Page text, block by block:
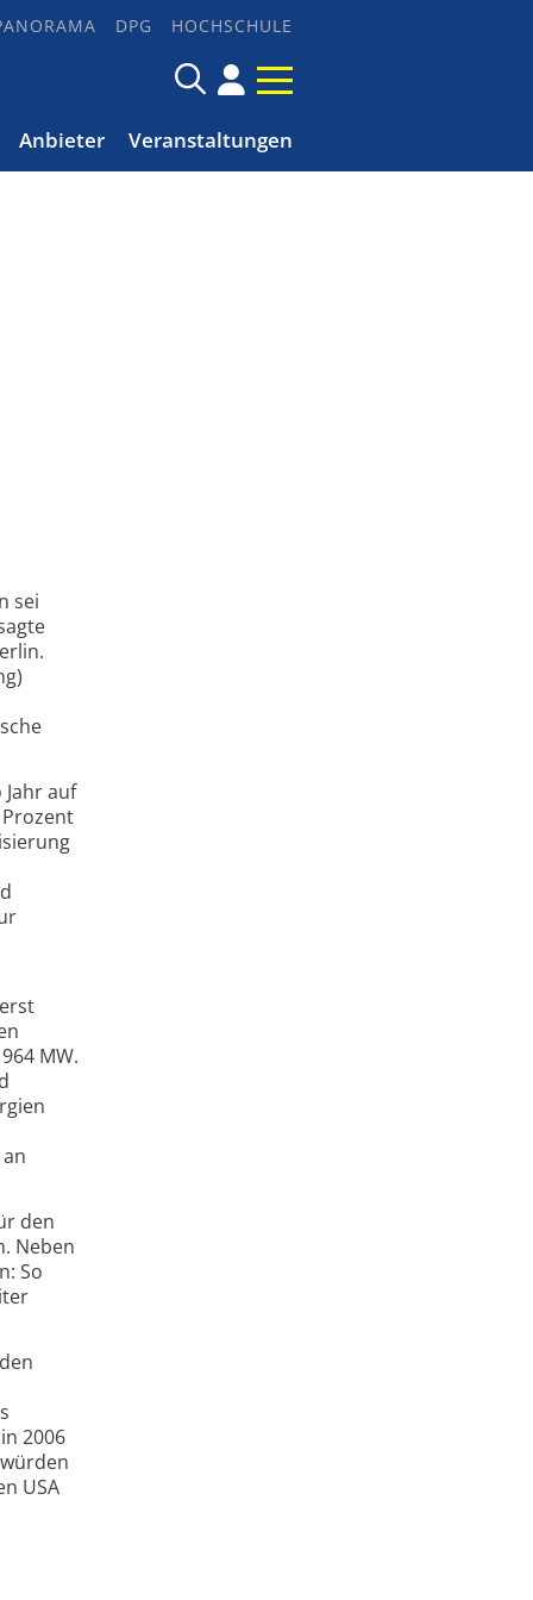
DPG HOCHSCHULE
Anbieter Veranstaltungen
sei
auf
MW.
den
Neben
So
2006
USA